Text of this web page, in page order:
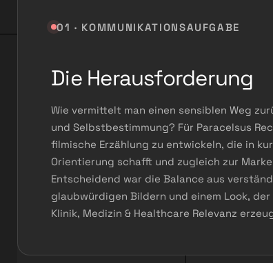
01 · KOMMUNIKATIONSAUFGABE
Die Herausforderung
Wie vermittelt man einen sensiblen Weg
und Selbstbestimmung? Für Paracelsus
filmische Erzählung zu entwickeln, die in
Orientierung schafft und zugleich zur
Entscheidend war die Balance aus
glaubwürdigen Bildern und einem Look,
Klinik, Medizin & Healthcare Relevanz